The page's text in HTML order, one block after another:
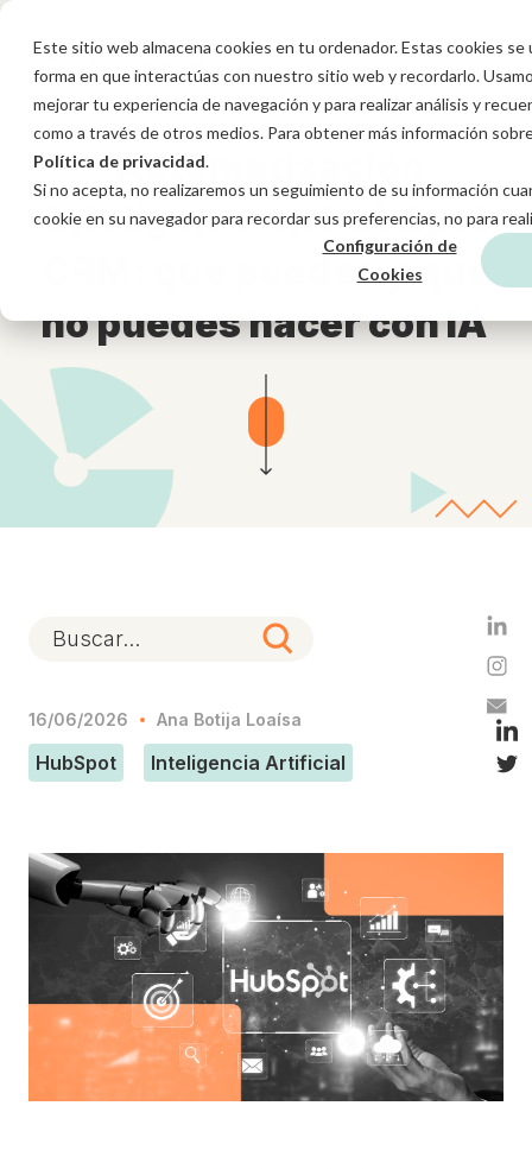
Este sitio web almacena cookies en tu ordenador. Estas cookies
forma en que interactúas con nuestro sitio web y recordarlo.
mejorar tu experiencia de navegación y para realizar análisis y
como a través de otros medios. Para obtener más información
Política de privacidad.
Si no acepta, no realizaremos un seguimiento de su información
cookie en su navegador para recordar sus preferencias, no para
Configuración de
Cookies
Automatización
inteligente en HubSpot
CRM: qué puedes y qué
no puedes hacer con IA
16/06/2026 Ana Botija Loaísa
HubSpot Inteligencia Artificial